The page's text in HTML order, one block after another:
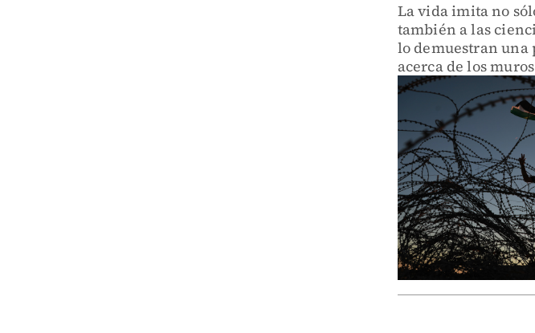
La vida imita no
también a las
lo demuestran una
acerca de los
reciente discurso
Netanyahu en la